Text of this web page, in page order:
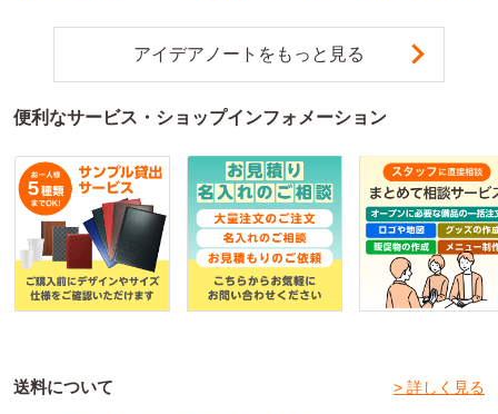
アイデアノートをもっと見る
便利なサービス・ショップインフォメーション
送料について > 詳しく見る